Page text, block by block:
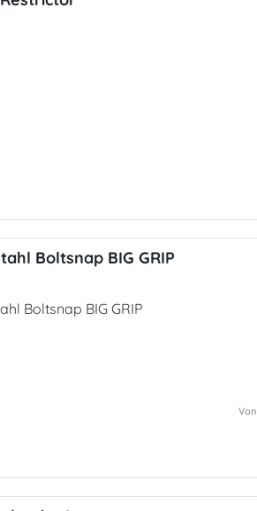
Boltsnap BIG GRIP
Boltsnap BIG GRIP
Von